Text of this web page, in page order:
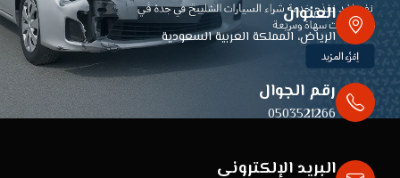
العنوان
الرياض، المملكة العربية السعودية
رقم الجوال
0503521266
البريد الإلكتروني